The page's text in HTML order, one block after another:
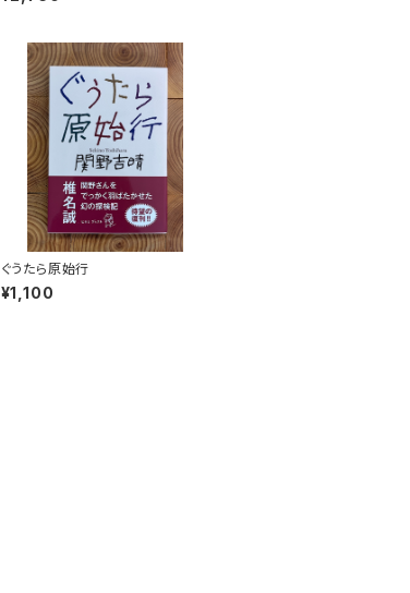
ぐうたら原始行
¥1,100